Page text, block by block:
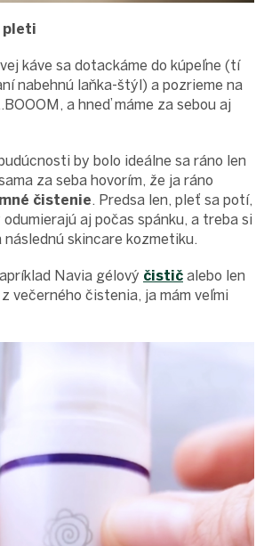
pleti
káve sa dotackáme do kúpeľne (tí
nabehnú laňka-štýl) a pozrieme na
a hneď máme za sebou aj
by bolo ideálne sa ráno len
za seba hovorím, že ja ráno
čistenie. Predsa len, pleť sa potí,
aj počas spánku, a treba si
skincare kozmetiku.
Navia gélový čistič alebo len
z večerného čistenia, ja mám veľmi